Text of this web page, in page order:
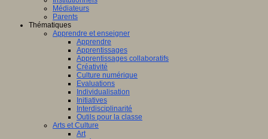
Médiateurs
Parents
Thématiques
Apprendre et enseigner
Apprendre
Apprentissages
Apprentissages collaboratifs
Créativité
Culture numérique
Evaluations
Individualisation
Initiatives
Interdisciplinarité
Outils pour la classe
Arts et Culture
Art